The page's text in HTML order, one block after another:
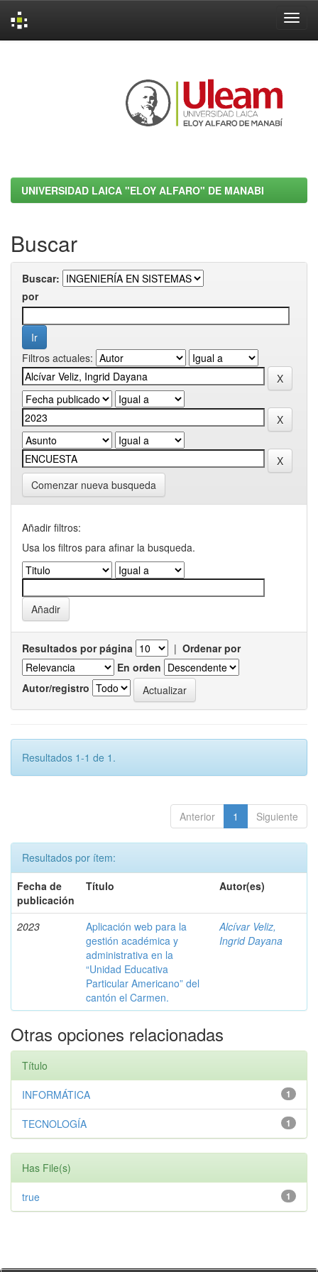
UNIVERSIDAD LAICA "ELOY ALFARO" DE MANABI
Buscar
Buscar:
por
Filtros actuales:
Comenzar nueva busqueda
Añadir filtros:
Usa los filtros para afinar la busqueda.
Resultados por página | Ordenar por
En orden
Autor/registro
Resultados 1-1 de 1.
Anterior 1 Siguiente
Resultados por ítem:
Fecha de
publicación
Título Autor(es)
2023
Aplicación web para la
gestión académica y
administrativa en la
“Unidad Educativa
Particular Americano” del
cantón el Carmen.
Alcívar Veliz,
Ingrid Dayana
Otras opciones relacionadas
Título
1
INFORMÁTICA
1
TECNOLOGÍA
Has File(s)
1
true